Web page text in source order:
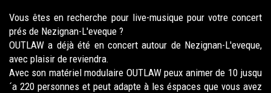
Vous êtes en recherche pour live-musique pour votre concert
prés de Nezignan-L'eveque ?
OUTLAW a déjà été en concert autour de Nezignan-L'eveque,
avec plaisir de reviendra.
Avec son matériel modulaire OUTLAW peux animer de 10 jusqu
´a 220 personnes et peut adapte à les éspaces que vous avez